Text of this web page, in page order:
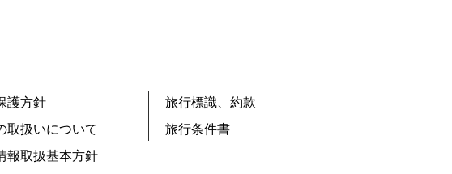
護方針
取扱いについて
報取扱基本方針
旅行標識、約款
旅行条件書